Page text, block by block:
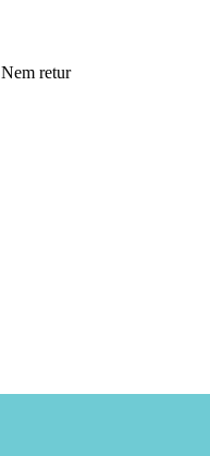
Nem retur